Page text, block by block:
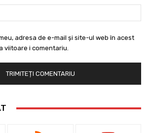
adresa de e-mail și site-ul web în acest
viitoare i comentariu.